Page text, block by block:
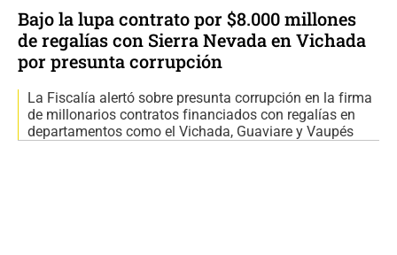
Bajo la lupa contrato por $8.000 millones
de regalías con Sierra Nevada en Vichada
por presunta corrupción
La Fiscalía alertó sobre presunta corrupción en la firma
de millonarios contratos financiados con regalías en
departamentos como el Vichada, Guaviare y Vaupés